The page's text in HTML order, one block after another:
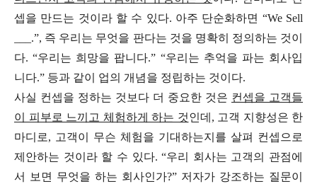
셉을 만드는 것이라 할 수 있다. 아주 단순화하면 “We Sell
___.”, 즉 우리는 무엇을 판다는 것을 명확히 정의하는 것이
다. “우리는 희망을 팝니다.” “우리는 추억을 파는 회사입
니다.” 등과 같이 업의 개념을 정립하는 것이다.
사실 컨셉을 정하는 것보다 더 중요한 것은 컨셉을 고객들
이 피부로 느끼고 체험하게 하는 것인데, 고객 지향성은 한
마디로, 고객이 무슨 체험을 기대하는지를 살펴 컨셉으로
제안하는 것이라 할 수 있다. “우리 회사는 고객의 관점에
서 보면 무엇을 하는 회사인가?” 저자가 강조하는 질문이